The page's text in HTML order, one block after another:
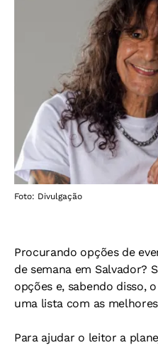
Foto: Divulgação
Procurando opções de
de semana em Salvador?
opções e, sabendo disso,
uma lista com as
Para ajudar o leitor a